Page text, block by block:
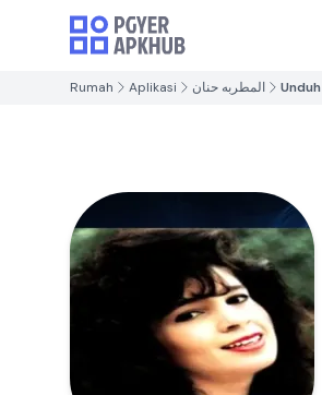
Rumah Aplikasi المطربه حنان Unduh